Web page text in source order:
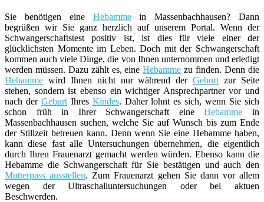
Sie benötigen eine Hebammein Massenbachhausen? Dann
begrüßen wir Sie ganz herzlich auf unserem Portal. Wenn der
Schwangerschaftstest positiv ist, ist dies für viele einer der
glücklichsten Momente im Leben. Doch mit der Schwangerschaft
kommen auch viele Dinge, die von Ihnen unternommen und erledigt
werden müssen. Dazu zählt es, eineHebamme zu finden. Denn die
Hebamme wird Ihnen nicht nur während derGeburt zur Seite
stehen, sondern ist ebenso ein wichtiger Ansprechpartner vor und
nach der GeburtIhres Kindes. Daher lohnt es sich, wenn Sie sich
schon früh in Ihrer Schwangerschaft eineHebamme in
Massenbachhausen suchen, welche Sie auf Wunsch bis zum Ende
der Stillzeit betreuen kann. Denn wenn Sie eine Hebamme haben,
kann diese fast alle Untersuchungen übernehmen, die eigentlich
durch Ihren Frauenarzt gemacht werden würden. Ebenso kann die
Hebamme die Schwangerschaft für Sie bestätigen und auch den
Mutterpass ausstellen. Zum Frauenarzt gehen Sie dann vor allem
wegen der Ultraschalluntersuchungen oder bei aktuen
Beschwerden.